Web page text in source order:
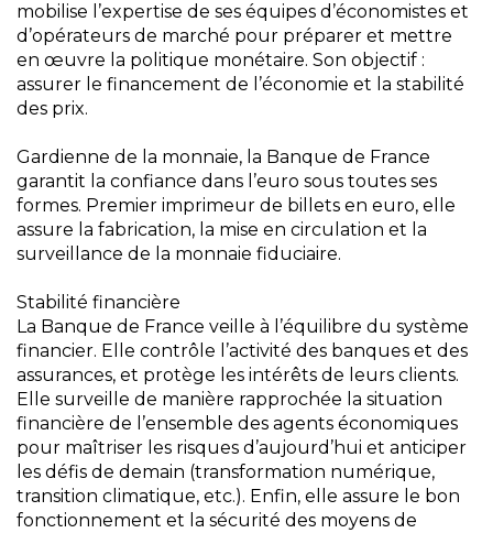
mobilise l’expertise de ses équipes d’économistes et
d’opérateurs de marché pour préparer et mettre
en œuvre la politique monétaire. Son objectif :
assurer le financement de l’économie et la stabilité
des prix.
Gardienne de la monnaie, la Banque de France
garantit la confiance dans l’euro sous toutes ses
formes. Premier imprimeur de billets en euro, elle
assure la fabrication, la mise en circulation et la
surveillance de la monnaie fiduciaire.
Stabilité financière
La Banque de France veille à l’équilibre du système
financier. Elle contrôle l’activité des banques et des
assurances, et protège les intérêts de leurs clients.
Elle surveille de manière rapprochée la situation
financière de l’ensemble des agents économiques
pour maîtriser les risques d’aujourd’hui et anticiper
les défis de demain (transformation numérique,
transition climatique, etc.). Enfin, elle assure le bon
fonctionnement et la sécurité des moyens de